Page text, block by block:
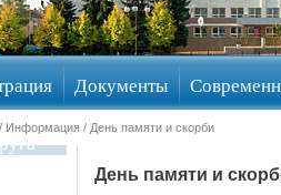
Документы
/ Информация / День памяти и скорби
День памяти и